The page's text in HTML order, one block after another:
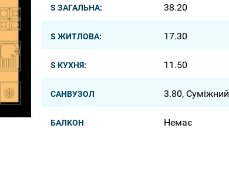
S ЗАГАЛЬНА: 38.20
S ЖИТЛОВА: 17.30
S КУХНЯ: 11.50
САНВУЗОЛ 3.80, Суміжний
БАЛКОН Немає